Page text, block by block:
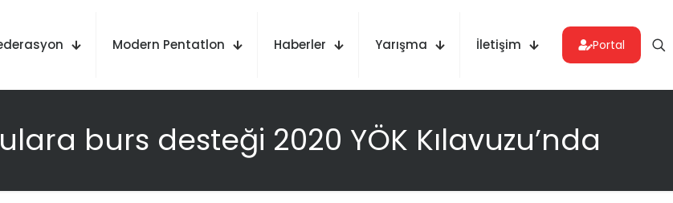
Modern Pentatlon Haberler Yarışma İletişim Portal
burs desteği 2020 YÖK Kılavuzu’nda